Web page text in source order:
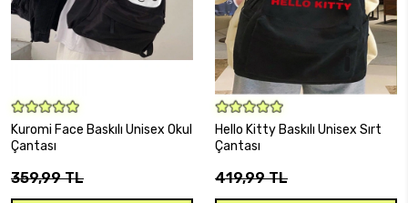
SEPETE EKLE
Kuromi Face Baskılı Unisex Okul
Çantası
359,99 TL
SEPETE EKLE
Hello Kitty Baskılı Unisex Sırt
Çantası
419,99 TL